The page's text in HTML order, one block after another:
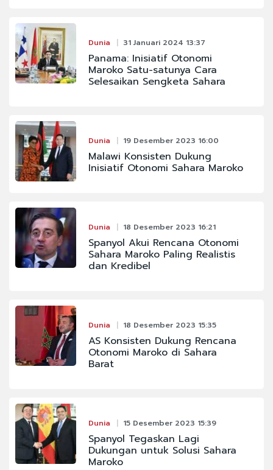
Dunia 31 Januari 2024 13:37
Panama: Inisiatif Otonomi
Maroko Satu-satunya Cara
Selesaikan Sengketa Sahara
Dunia 19 Desember 2023 16:00
Malawi Konsisten Dukung
Inisiatif Otonomi Sahara Maroko
Dunia 18 Desember 2023 16:21
Spanyol Akui Rencana Otonomi
Sahara Maroko Paling Realistis
dan Kredibel
Dunia 18 Desember 2023 15:35
AS Konsisten Dukung Rencana
Otonomi Maroko di Sahara
Barat
Dunia 15 Desember 2023 15:39
Spanyol Tegaskan Lagi
Dukungan untuk Solusi Sahara
Maroko